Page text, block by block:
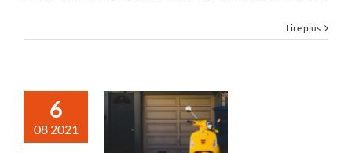
Lire plus
6
08 2021